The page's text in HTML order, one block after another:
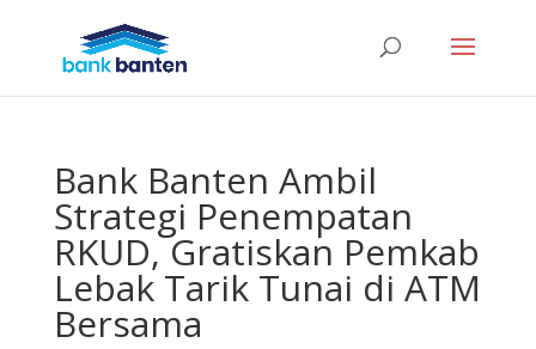
Bank Banten Ambil
Strategi Penempatan
RKUD, Gratiskan Pemkab
Lebak Tarik Tunai di ATM
Bersama